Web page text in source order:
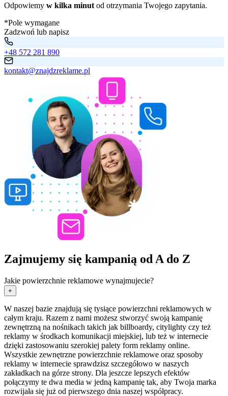
Odpowiemy w kilka minut od otrzymania Twojego zapytania.
*Pole wymagane
Zadzwoń lub napisz
+48 572 281 890
kontakt@znajdzreklame.pl
Zajmujemy się kampanią od A do Z
Jakie powierzchnie reklamowe wynajmujecie?
+
W naszej bazie znajdują się tysiące powierzchni reklamowych w
całym kraju. Razem z nami możesz stworzyć swoją kampanię
zewnętrzną na nośnikach takich jak billboardy, citylighty czy też
reklamy w środkach komunikacji miejskiej, lub też w internecie
dzięki zastosowaniu szerokiej palety form reklamy online.
Wszystkie zewnętrzne powierzchnie reklamowe oraz sposoby
reklamy w internecie sprawdzisz szczegółowo w naszych
zakładkach na górze strony. Dla jeszcze lepszych efektów
połączymy te dwa media w jedną kampanię tak, aby Twoja marka
rozwijała się już od pierwszego dnia naszej współpracy.